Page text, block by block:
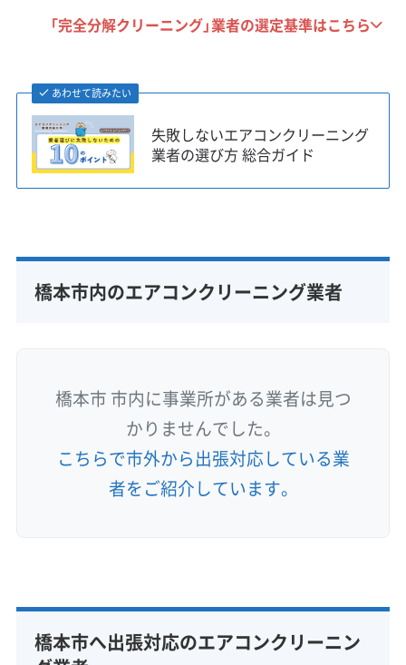
「完全分解クリーニング」業者の選定基準はこちら
あわせて読みたい
失敗しないエアコンクリーニング
業者の選び方 総合ガイド
橋本市内のエアコンクリーニング業者
橋本市 市内に事業所がある業者は見つ
かりませんでした。
こちらで市外から出張対応している業
者をご紹介しています。
橋本市へ出張対応のエアコンクリーニン